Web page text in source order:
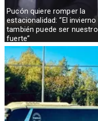
Pucón quiere romper la
estacionalidad: “El invierno
también puede ser nuestro
fuerte”